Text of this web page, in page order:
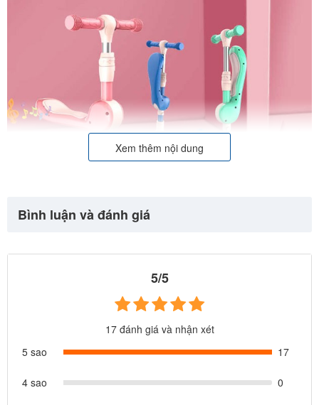
Có thể bạn quan tâm:
Xe scooter 3 bánh dành cho bé 2-5 tuổi
Xem thêm nội dung
Bình luận và đánh giá
5/5
17 đánh giá và nhận xét
5 sao
17
4 sao 0